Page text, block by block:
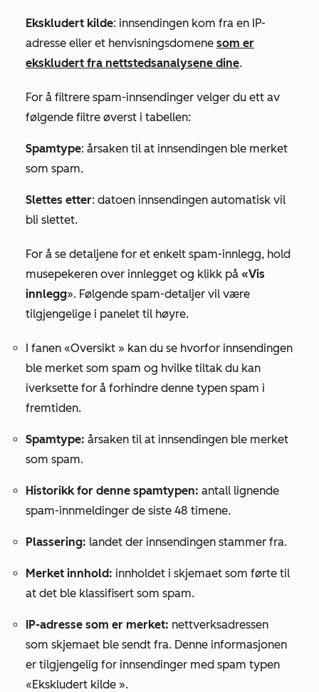
Ekskludert kilde: innsendingen kom fra en IP-
adresse eller et henvisningsdomene som er
ekskludert fra nettstedsanalysene dine.
For å filtrere spam-innsendinger velger du ett av
følgende filtre øverst i tabellen:
Spamtype: årsaken til at innsendingen ble merket
som spam.
Slettes etter: datoen innsendingen automatisk vil
bli slettet.
For å se detaljene for et enkelt spam-innlegg, hold
musepekeren over innlegget og klikk på «Vis
innlegg». Følgende spam-detaljer vil være
tilgjengelige i panelet til høyre.
I fanen «Oversikt » kan du se hvorfor innsendingen
ble merket som spam og hvilke tiltak du kan
iverksette for å forhindre denne typen spam i
fremtiden.
Spamtype: årsaken til at innsendingen ble merket
som spam.
Historikk for denne spamtypen: antall lignende
spam-innmeldinger de siste 48 timene.
Plassering: landet der innsendingen stammer fra.
Merket innhold: innholdet i skjemaet som førte til
at det ble klassifisert som spam.
IP-adresse som er merket: nettverksadressen
som skjemaet ble sendt fra. Denne informasjonen
er tilgjengelig for innsendinger med spam typen
«Ekskludert kilde ».